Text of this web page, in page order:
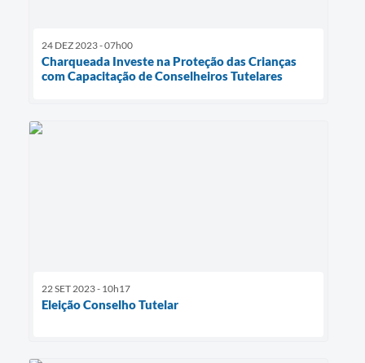
24 DEZ 2023 - 07h00
Charqueada Investe na Proteção das Crianças
com Capacitação de Conselheiros Tutelares
22 SET 2023 - 10h17
Eleição Conselho Tutelar